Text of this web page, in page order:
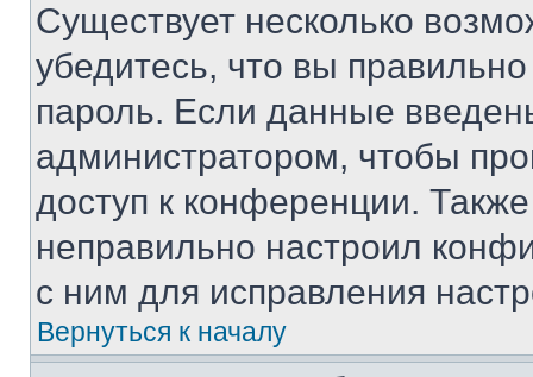
Существует несколько
убедитесь, что вы
пароль. Если данные
администратором, чтобы
доступ к конференции.
неправильно настроил
с ним для исправления
Вернуться к началу